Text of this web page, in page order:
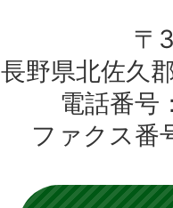
〒
長野県北佐久
電話番号
ファクス